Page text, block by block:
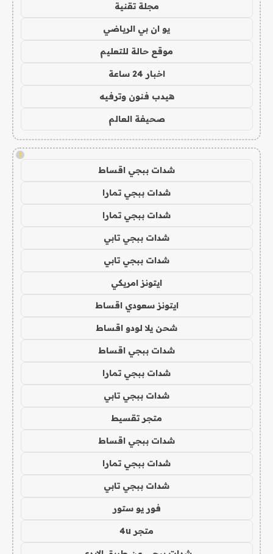
مجلة تقنية
يو ان بي الرياضي
موقع حالة للتعليم
اخبار 24 ساعة
هيدب فنون وترفيه
صحيفة العالم
!
شدات ببجي اقساط
شدات ببجي تمارا
شدات ببجي تمارا
شدات ببجي تابي
شدات ببجي تابي
ايتونز امريكي
ايتونز سعودي اقساط
شحن يلا لودو اقساط
شدات ببجي اقساط
شدات ببجي تمارا
شدات ببجي تابي
متجر تقسيط
شدات ببجي اقساط
شدات ببجي تمارا
شدات ببجي تابي
فور يو ستور
متجر 4u